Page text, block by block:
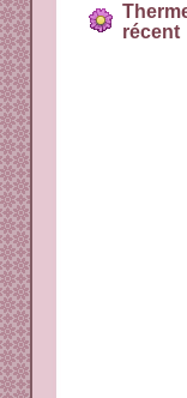
récent